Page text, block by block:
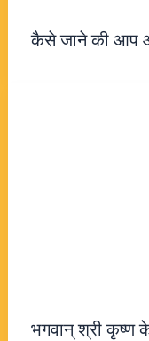
कैसे जाने की आप
भगवान् श्री कृष्ण